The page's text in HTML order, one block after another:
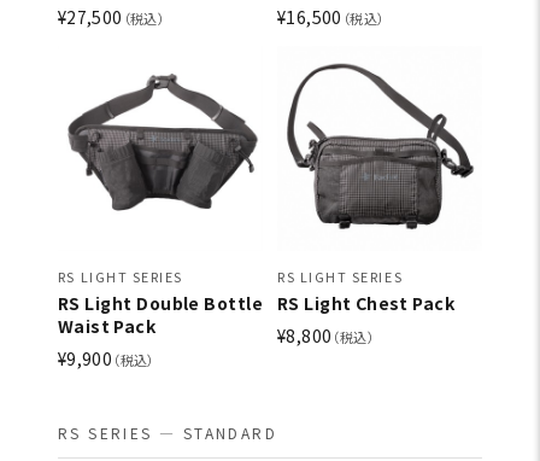
¥27,500 （税込）
¥16,500 （税込）
RS LIGHT SERIES
RS Light Double Bottle
Waist Pack
¥9,900 （税込）
RS LIGHT SERIES
RS Light Chest Pack
¥8,800 （税込）
RS SERIES — STANDARD